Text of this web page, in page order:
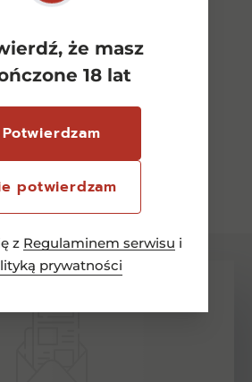
że masz
18 lat
Potwierdzam
potwierdzam
z Regulaminem serwisu i
prywatności
wszystkie